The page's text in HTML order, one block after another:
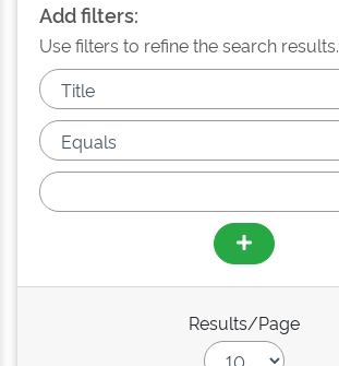
Add filters:
Use filters to refine the search results.
Results/Page